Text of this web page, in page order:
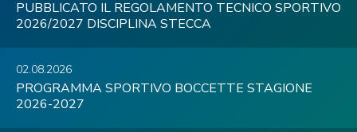
PUBBLICATO IL REGOLAMENTO TECNICO SPORTIVO
2026/2027 DISCIPLINA STECCA
02.08.2026
PROGRAMMA SPORTIVO BOCCETTE STAGIONE
2026-2027